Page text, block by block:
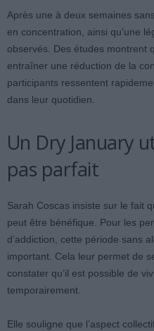
Après une à deux semaines
en concentration, ainsi qu’une
observés. Des études montrent
entraîner une réduction de la
participants ressentent
dans leur quotidien.
Un Dry January
pas parfait
Sarah Coscas insiste sur le fait
peut être bénéfique. Pour les
d’addiction, cette période sans
important. Cela leur permet de
constater qu’il est possible de
temporairement.
Elle souligne que l’aspect